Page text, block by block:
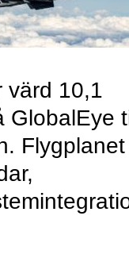
värd 10,1
GlobalEye